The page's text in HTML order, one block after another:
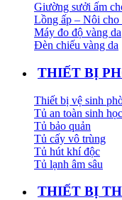
Giường sưởi ấm
Lồng ấp – Nôi cho
Máy đo độ vàng da
Đèn chiếu vàng da
THIẾT BỊ
Thiết bị vệ sinh
Tủ an toàn sinh học
Tủ bảo quản
Tủ cấy vô trùng
Tủ hút khí độc
Tủ lạnh âm sâu
THIẾT BỊ